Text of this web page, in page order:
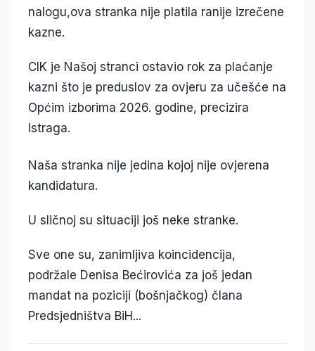
nalogu,ova stranka nije platila ranije izrečene
kazne.
CIK je Našoj stranci ostavio rok za plaćanje
kazni što je preduslov za ovjeru za učešće na
Općim izborima 2026. godine, precizira
Istraga.
Naša stranka nije jedina kojoj nije ovjerena
kandidatura.
U sličnoj su situaciji još neke stranke.
Sve one su, zanimljiva koincidencija,
podržale Denisa Bećirovića za još jedan
mandat na poziciji (bošnjačkog) člana
Predsjedništva BiH...